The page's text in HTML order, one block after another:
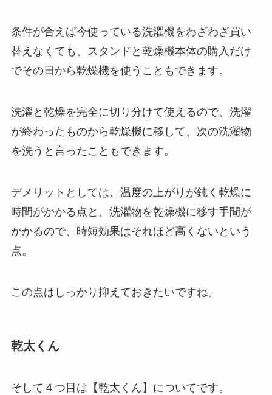
条件が合えば今使っている洗濯機をわざわざ買い
替えなくても、スタンドと乾燥機本体の購入だけ
でその日から乾燥機を使うこともできます。
洗濯と乾燥を完全に切り分けて使えるので、洗濯
が終わったものから乾燥機に移して、次の洗濯物
を洗うと言ったこともできます。
デメリットとしては、温度の上がりが鈍く乾燥に
時間がかかる点と、洗濯物を乾燥機に移す手間が
かかるので、時短効果はそれほど高くないという
点。
この点はしっかり抑えておきたいですね。
乾太くん
そして４つ目は【乾太くん】についてです。